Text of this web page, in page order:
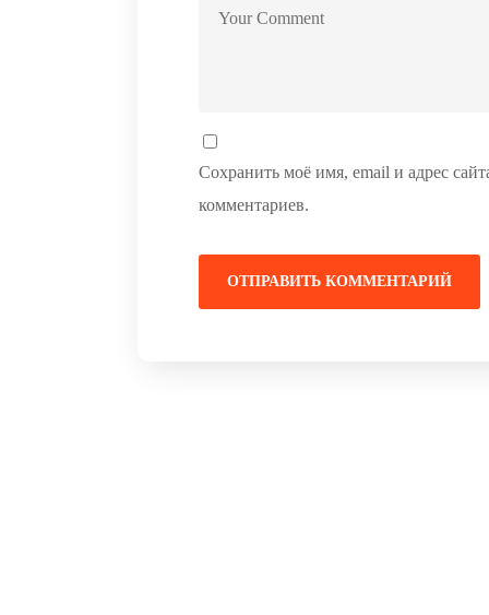
Сохранить моё имя, email и адрес
комментариев.